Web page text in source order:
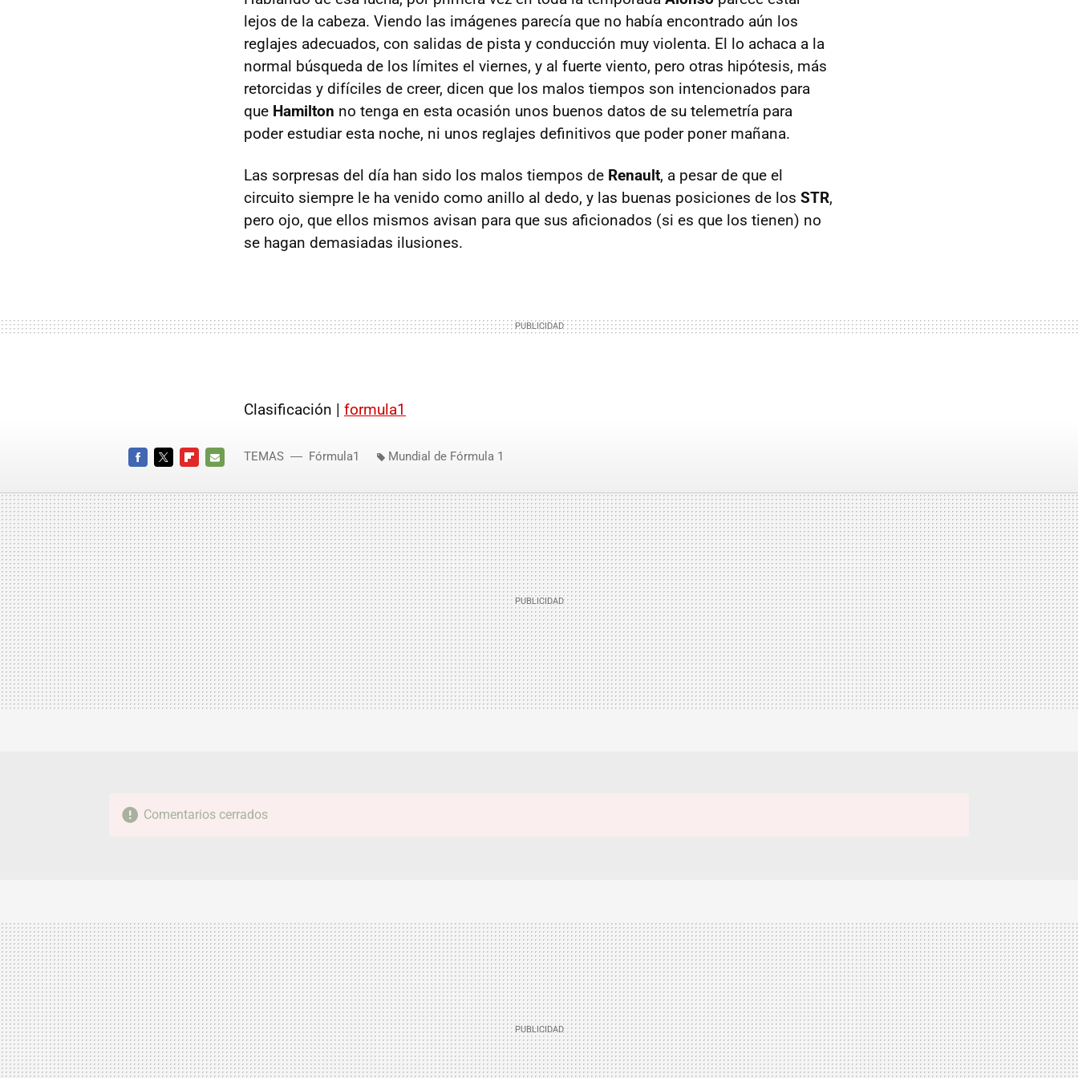
lejos de la cabeza. Viendo las imágenes parecía que no había encontrado aún los
reglajes adecuados, con salidas de pista y conducción muy violenta. El lo achaca a la
normal búsqueda de los límites el viernes, y al fuerte viento, pero otras hipótesis, más
retorcidas y difíciles de creer, dicen que los malos tiempos son intencionados para
que Hamilton no tenga en esta ocasión unos buenos datos de su telemetría para
poder estudiar esta noche, ni unos reglajes definitivos que poder poner mañana.
Las sorpresas del día han sido los malos tiempos de Renault, a pesar de que el
circuito siempre le ha venido como anillo al dedo, y las buenas posiciones de los STR,
pero ojo, que ellos mismos avisan para que sus aficionados (si es que los tienen) no
se hagan demasiadas ilusiones.
Clasificación | formula1
MAIL
TEMAS Fórmula1 Mundial de Fórmula 1
Comentarios cerrados